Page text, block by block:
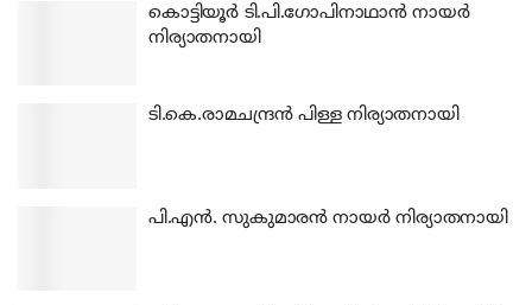
കൊട്ടിയൂര്‍ ടി.പി.ഗോപിനാഥാന്‍ നായര്‍
നിര്യാതനായി
ടി.കെ.രാമചന്ദ്രന്‍ പിള്ള നിര്യാതനായി
പി.എന്‍. സുകുമാരന്‍ നായര്‍ നിര്യാതനായി